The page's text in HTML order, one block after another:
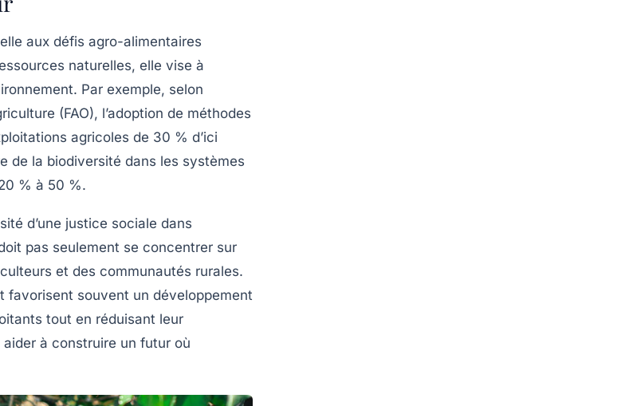
aux défis agro-alimentaires
naturelles, elle vise à
Par exemple, selon
(FAO), l’adoption de méthodes
agricoles de 30 % d’ici
de la biodiversité dans les systèmes
% à 50 %.
d’une justice sociale dans
pas seulement se concentrer sur
et des communautés rurales.
favorisent souvent un développement
tout en réduisant leur
à construire un futur où